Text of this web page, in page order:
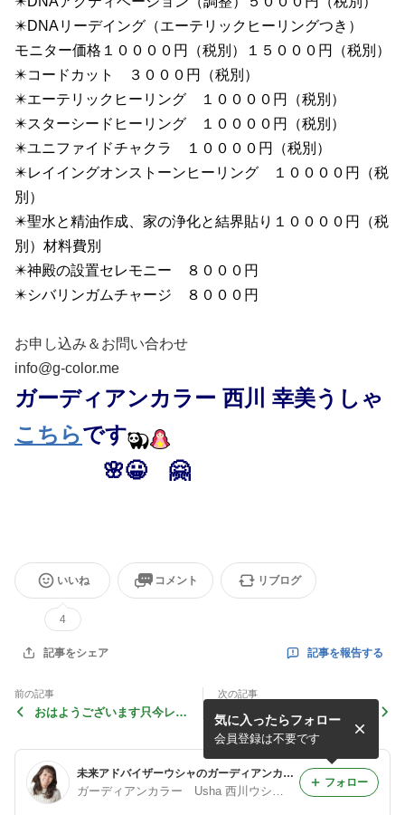
✴️DNAリーデイング（エーテリックヒーリングつき）
モニター価格１００００円（税別）１５０００円（税別）
✴️コードカット ３０００円（税別）
✴️エーテリックヒーリング １００００円（税別）
✴️スターシードヒーリング １００００円（税別）
✴️ユニファイドチャクラ １００００円（税別）
✴️レイイングオンストーンヒーリング １００００円（税
別）
✴️聖水と精油作成、家の浄化と結界貼り１００００円（税
別）材料費別
✴️神殿の設置セレモニー ８０００円
✴️シバリンガムチャージ ８０００円
お申し込み＆お問い合わせ
info@g-color.me
ガーディアンカラー 西川 幸美うしゃ
こちらです
🌸😀🤗
いいね
4
コメント リブログ
記事をシェア 記事を報告する
前の記事
おはようございます只今レイ
次の記事
魚座の満月by北南先生
未来アドバイザーウシャのガーディアンカラー
気に入ったらフォロー
会員登録は不要です
フォロー